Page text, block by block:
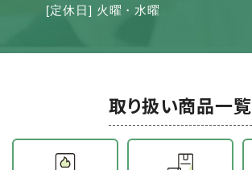
[定休日] 火曜・水曜
取り扱い商品一覧